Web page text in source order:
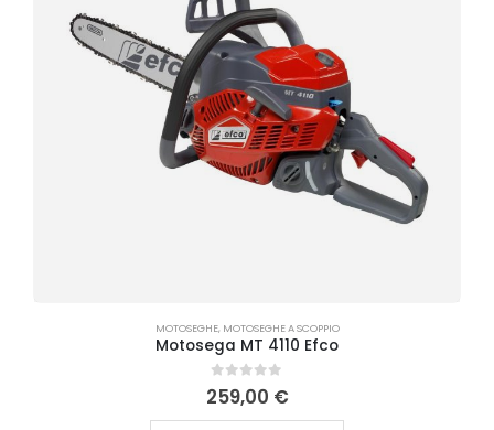
MOTOSEGHE, MOTOSEGHE A SCOPPIO
Motosega MT 4110 Efco
0Su 5
259,00 €